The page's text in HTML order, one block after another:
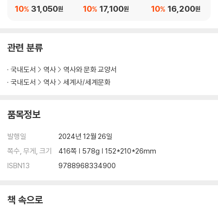
31,050원
10% 17,100원
10% 16,200원
10%
관련 분류
국내도서 역사
역사와 문화 교양서
국내도서
역사 세계사/세계문화
품목정보
발행일
2024년 12월 26일
쪽수, 무게, 크기
416쪽 | 578g | 152*210*26mm
ISBN13
9788968334900
책 속으로